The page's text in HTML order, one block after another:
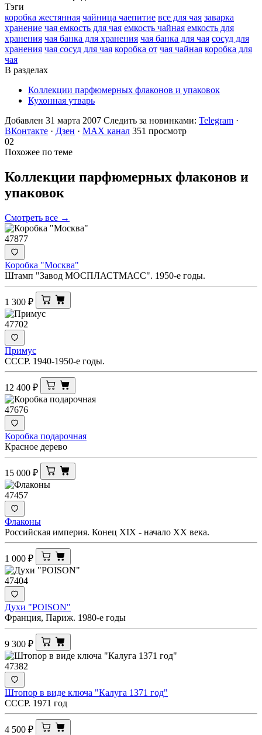
Тэги
коробка жестянная чайница чаепитие все для чая заварка
хранение чая емкость для чая емкость чайная емкость для
хранения чая банка для хранения чая банка для чая сосуд для
хранения чая сосуд для чая коробка от чая чайная коробка для
чая
В разделах
Коллекции парфюмерных флаконов и упаковок
Кухонная утварь
Добавлен 31 марта 2007 Следить за новинками: Telegram ·
ВКонтакте · Дзен · MAX канал 351 просмотр
02
Похожее по теме
Коллекции парфюмерных флаконов и
упаковок
Смотреть все →
47877
Коробка "Москва"
Штамп "Завод МОСПЛАСТМАСС". 1950-е годы.
1 300 ₽
47702
Примус
СССР. 1940-1950-е годы.
12 400 ₽
47676
Коробка подарочная
Красное дерево
15 000 ₽
47457
Флаконы
Российская империя. Конец XIX - начало XX века.
1 000 ₽
47404
Духи "POISON"
Франция, Париж. 1980-е годы
9 300 ₽
47382
Штопор в виде ключа "Калуга 1371 год"
СССР. 1971 год
4 500 ₽